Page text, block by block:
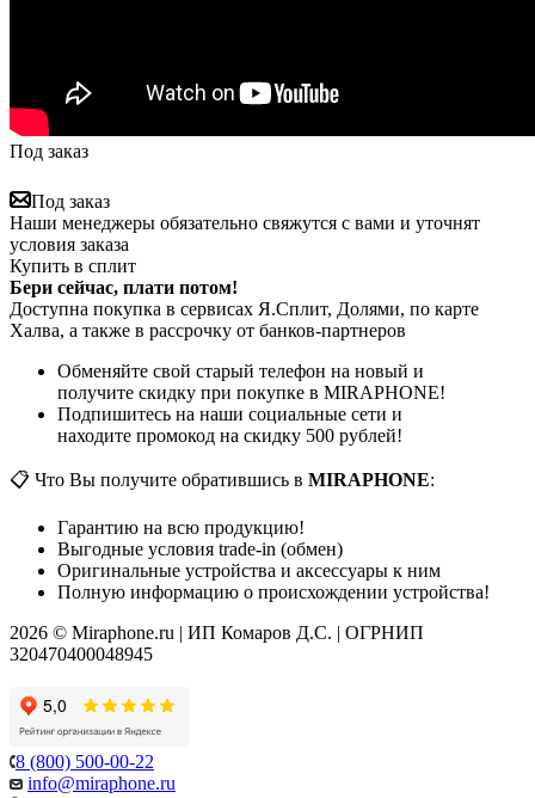
Под заказ
Под заказ
Наши менеджеры обязательно свяжутся с вами и уточнят
условия заказа
Купить в сплит
Бери сейчас, плати потом!
Доступна покупка в сервисах Я.Сплит, Долями, по карте
Халва, а также в рассрочку от банков-партнеров
Обменяйте свой старый телефон на новый и
получите скидку при покупке в MIRAPHONE!
Подпишитесь на наши социальные сети и
находите промокод на скидку 500 рублей!
📋 Что Вы получите обратившись в MIRAPHONE:
Гарантию на всю продукцию!
Выгодные условия trade-in (обмен)
Оригинальные устройства и аксессуары к ним
Полную информацию о происхождении устройства!
2026 © Miraphone.ru | ИП Комаров Д.С. | ОГРНИП
320470400048945
8 (800) 500-00-22
info@miraphone.ru